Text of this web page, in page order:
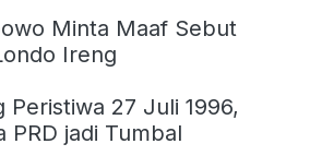
Minta Maaf Sebut
Ireng
Peristiwa 27 Juli 1996,
PRD jadi Tumbal